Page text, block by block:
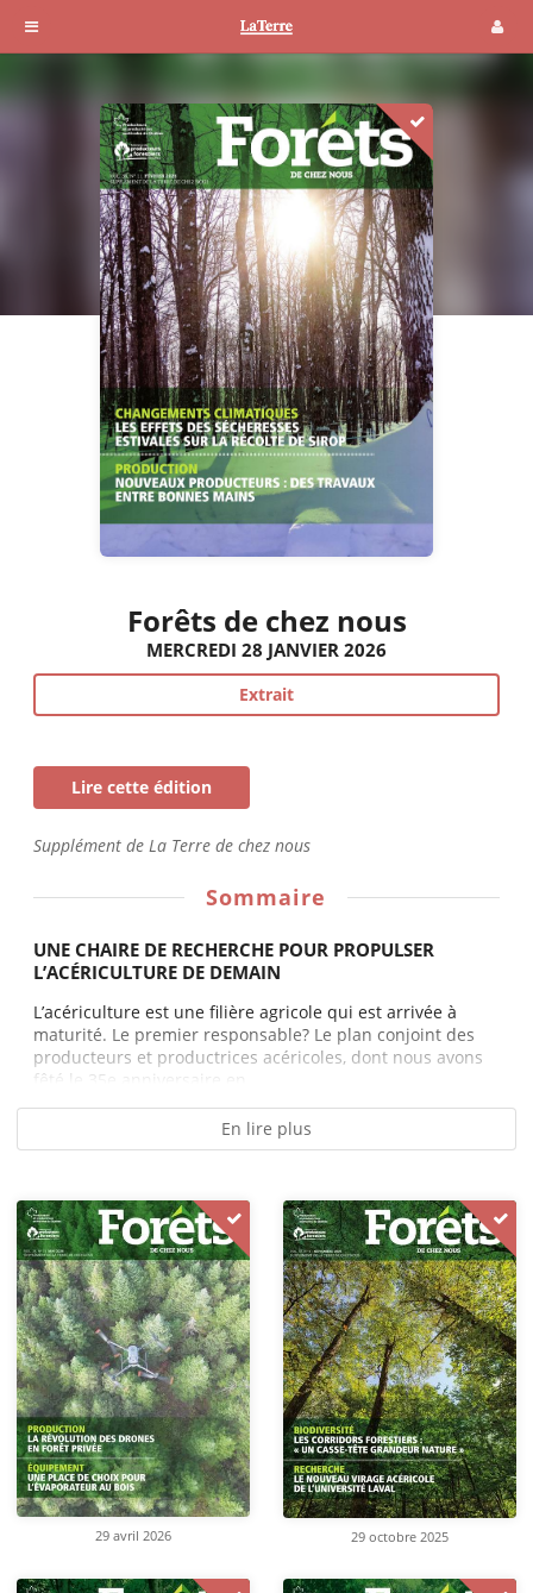
Forêts de chez nous
MERCREDI 28 JANVIER 2026
Extrait
Lire cette édition
Supplément de La Terre de chez nous
Sommaire
UNE CHAIRE DE RECHERCHE POUR PROPULSER
L’ACÉRICULTURE DE DEMAIN
L’acériculture est une filière agricole qui est arrivée à
maturité. Le premier responsable? Le plan conjoint des
producteurs et productrices acéricoles, dont nous avons
fêté le 35e anniversaire en...
En lire plus
29 avril 2026 29 octobre 2025